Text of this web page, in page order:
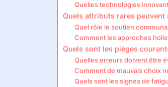
Quelles technologies
Quels attributs rares peuvent
Quel rôle le soutien
Comment les approches
Quels sont les pièges
Quelles erreurs doivent être
Comment de mauvais choix
Quels sont les signes de